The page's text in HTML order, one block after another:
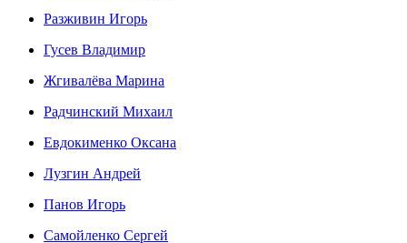
Разживин Игорь
Гусев Владимир
Жгивалёва Марина
Радчинский Михаил
Евдокименко Оксана
Лузгин Андрей
Панов Игорь
Сaмoйленко Сергей